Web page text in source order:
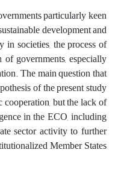
particularly keen
development and
societies, the process of
governments, especially
The main question that
of the present study
but the lack of
in the ECO, including
sector activity to further
Member States